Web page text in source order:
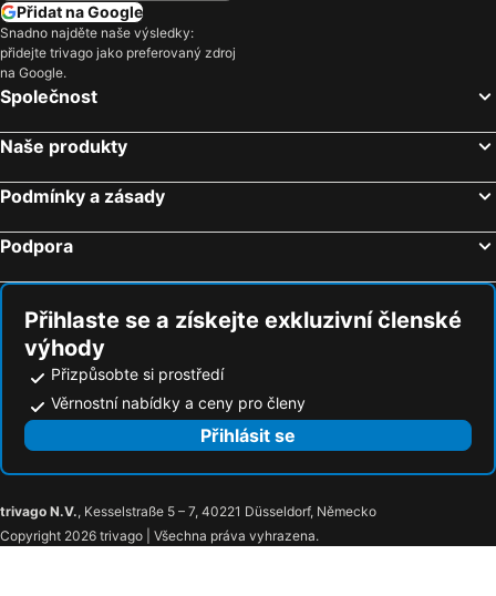
Hotely Korfu
Hotely Krkonoše
Hotely Jihočeský kraj
Hotely Rhodos
Hotely Kypr
Přidat na Google
Snadno najděte naše výsledky:
přidejte trivago jako preferovaný zdroj
na Google.
Společnost
Naše produkty
Podmínky a zásady
Podpora
Přihlaste se a získejte exkluzivní členské
výhody
Přizpůsobte si prostředí
Věrnostní nabídky a ceny pro členy
Přihlásit se
trivago N.V., Kesselstraße 5 – 7, 40221 Düsseldorf, Německo
Copyright 2026 trivago | Všechna práva vyhrazena.